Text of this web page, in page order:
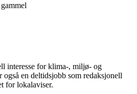
interesse for klima-, miljø- og
en deltidsjobb som redaksjonell
for lokalaviser.